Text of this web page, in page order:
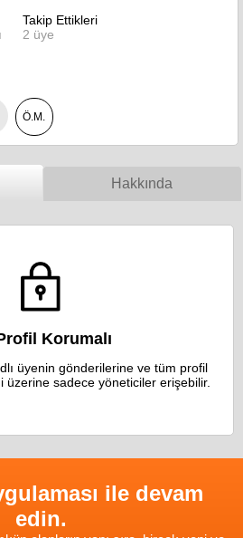
Takip Ettikleri
2 üye
Ö.M.
Hakkında
Korumalı
üyenin gönderilerine ve tüm profil
üzerine sadece yöneticiler erişebilir.
ile devam
edin.